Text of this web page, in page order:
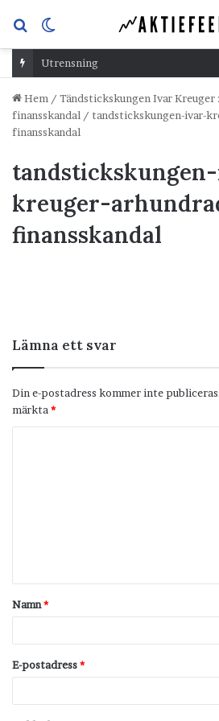
Sök
efterskin
Utrensning
Hem / Tändstickskungen Ivar Kreuger
finansskandal / tandstickskungen-ivar-
finansskandal
kreuger-
finansskandal
Lämna ett svar
Din e-postadress kommer inte publiceras.
märkta *
t
a
Namn*
E-postadress*